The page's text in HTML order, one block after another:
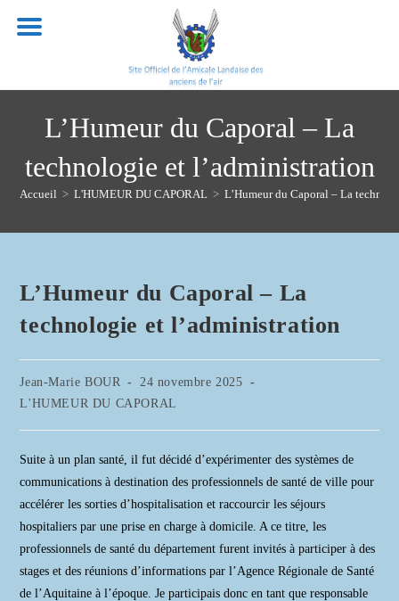
L’Humeur du Caporal – La
technologie et l’administration
Accueil > L'HUMEUR DU CAPORAL > L’Humeur du Caporal – La
L’Humeur du Caporal – La
technologie et l’administration
Auteur/autrice
de
publication :
Jean-Marie BOUR
Publication
publiée :
24 novembre 2025
Post
L'HUMEUR DU CAPORAL
Suite à un plan santé, il fut décidé d’expérimenter des systèmes de
communications à destination des professionnels de santé de ville pour
accélérer les sorties d’hospitalisation et raccourcir les séjours
hospitaliers par une prise en charge à domicile. A ce titre, les
professionnels de santé du département furent invités à participer à des
stages et des réunions d’informations par l’Agence Régionale de Santé
de l’Aquitaine à l’époque. Je participais donc en tant que responsable